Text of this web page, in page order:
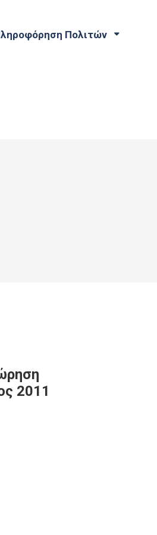
Πολιτών
2011